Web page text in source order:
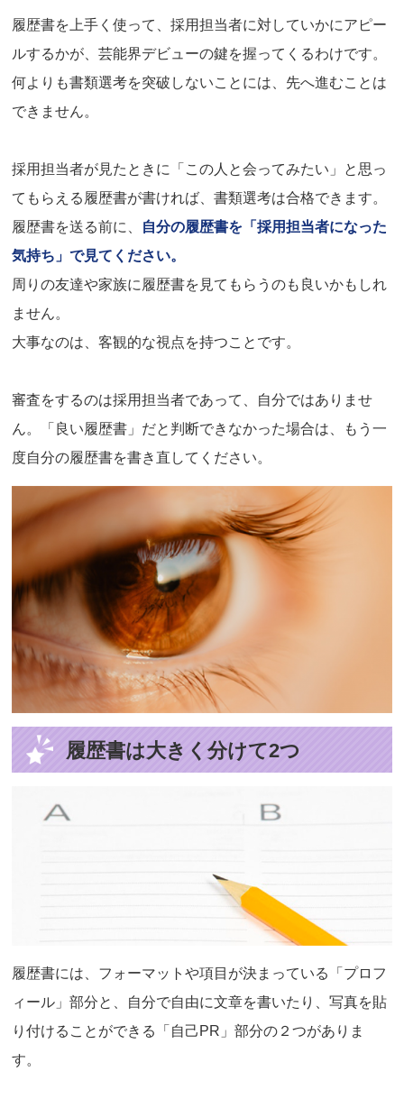
履歴書を上手く使って、採用担当者に対していかにアピー
ルするかが、芸能界デビューの鍵を握ってくるわけです。
何よりも書類選考を突破しないことには、先へ進むことは
できません。
採用担当者が見たときに「この人と会ってみたい」と思っ
てもらえる履歴書が書ければ、書類選考は合格できます。
履歴書を送る前に、 自分の履歴書を「採用担当者になった
気持ち」で見てください。
周りの友達や家族に履歴書を見てもらうのも良いかもしれ
ません。
大事なのは、客観的な視点を持つことです。
審査をするのは採用担当者であって、自分ではありませ
ん。「良い履歴書」だと判断できなかった場合は、もう一
度自分の履歴書を書き直してください。
履歴書は大きく分けて2つ
履歴書には、フォーマットや項目が決まっている「プロフ
ィール」部分と、自分で自由に文章を書いたり、写真を貼
り付けることができる「自己PR」部分の２つがありま
す。